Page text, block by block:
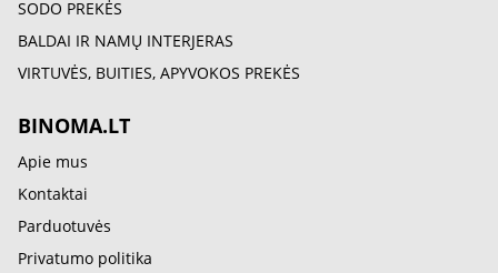
SODO PREKĖS
BALDAI IR NAMŲ INTERJERAS
VIRTUVĖS, BUITIES, APYVOKOS PREKĖS
BINOMA.LT
Apie mus
Kontaktai
Parduotuvės
Privatumo politika